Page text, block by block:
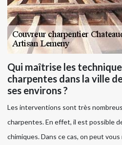
Qui maîtrise les
charpentes dans la ville
ses environs ?
Les interventions sont très
charpentes. En effet, il est possible
chimiques. Dans ce cas, on peut